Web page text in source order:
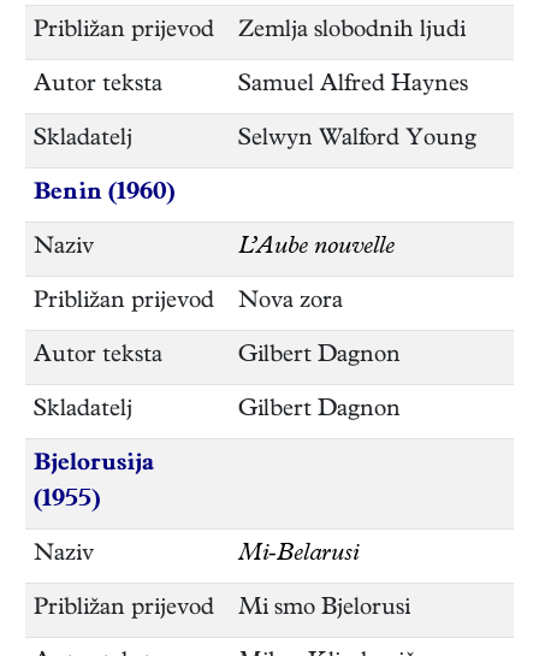
Približan prijevod Zemlja slobodnih ljudi
Autor teksta Samuel Alfred Haynes
Skladatelj Selwyn Walford Young
Benin (1960)
Naziv L’Aube nouvelle
Približan prijevod Nova zora
Autor teksta Gilbert Dagnon
Skladatelj Gilbert Dagnon
Bjelorusija
(1955)
Naziv Mi-Belarusi
Približan prijevod Mi smo Bjelorusi